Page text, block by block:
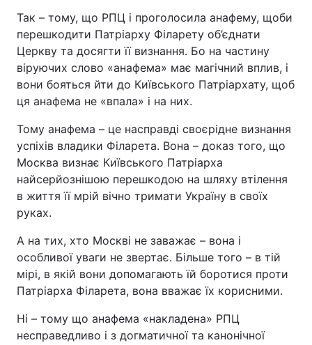
Так – тому, що РПЦ і проголосила анафему, щоби
перешкодити Патріарху Філарету об’єднати
Церкву та досягти її визнання. Бо на частину
віруючих слово «анафема» має магічний вплив, і
вони бояться йти до Київського Патріархату, щоб
ця анафема не «впала» і на них.
Тому анафема – це насправді своєрідне визнання
успіхів владики Філарета. Вона – доказ того, що
Москва визнає Київського Патріарха
найсерйознішою перешкодою на шляху втілення
в життя її мрій вічно тримати Україну в своїх
руках.
А на тих, хто Москві не заважає – вона і
особливої уваги не звертає. Більше того – в тій
мірі, в якій вони допомагають їй боротися проти
Патріарха Філарета, вона вважає їх корисними.
Ні – тому що анафема «накладена» РПЦ
несправедливо і з догматичної та канонічної